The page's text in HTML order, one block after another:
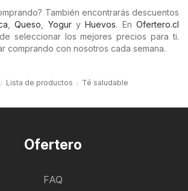
También encontrarás descuentos
,Queso YoguryHuevos. En Ofertero.cl
seleccionar los mejores precios para ti.
comprando con nosotros cada semana.
Lista de productos Té saludable
Ofertero
FAQ